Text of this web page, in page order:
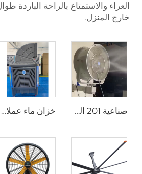
العراء والاستمتاع بالراحة الباردة
خارج المنزل.
صناعية 201 الفولاذ المقاوم للصدأ أفضل مجموعة مروحة جدارية ضبابية مع ماء ارتفاع درجة الحرارة المنخفض 24 28 32 36 إنش مروحة جدارية رذاذ خزان ماء عملاق قابل للحركة من نوع محوري سعة 300 لتر مصنوع من مادة البولي بروبلين الجديدة بنسبة 100% للاستخدام في الهواء الطلق